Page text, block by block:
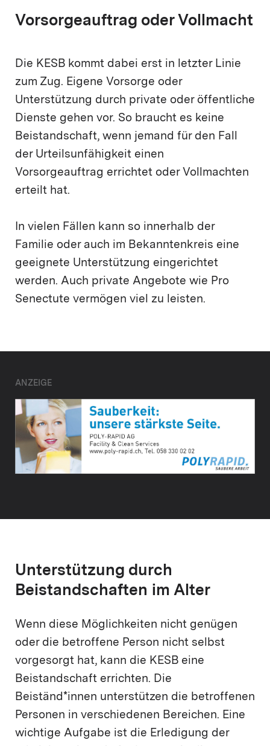
Vorsorgeauftrag oder Vollmacht
Die KESB kommt dabei erst in letzter Linie
zum Zug. Eigene Vorsorge oder
Unterstützung durch private oder öffentliche
Dienste gehen vor. So braucht es keine
Beistandschaft, wenn jemand für den Fall
der Urteilsunfähigkeit einen
Vorsorgeauftrag errichtet oder Vollmachten
erteilt hat.
In vielen Fällen kann so innerhalb der
Familie oder auch im Bekanntenkreis eine
geeignete Unterstützung eingerichtet
werden. Auch private Angebote wie Pro
Senectute vermögen viel zu leisten.
ANZEIGE
Unterstützung durch
Beistandschaften im Alter
Wenn diese Möglichkeiten nicht genügen
oder die betroffene Person nicht selbst
vorgesorgt hat, kann die KESB eine
Beistandschaft errichten. Die
Beiständ*innen unterstützen die betroffenen
Personen in verschiedenen Bereichen. Eine
wichtige Aufgabe ist die Erledigung der